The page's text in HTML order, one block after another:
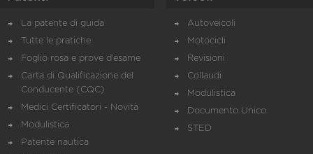
La patente di guida
Tutte le pratiche
Foglio rosa e prove d’esame
Carta di Qualificazione del
Conducente (CQC)
Medici Certificatori - Novità
Modulistica
Patente nautica
Autoveicoli
Motocicli
Revisioni
Collaudi
Modulistica
Documento Unico
STED